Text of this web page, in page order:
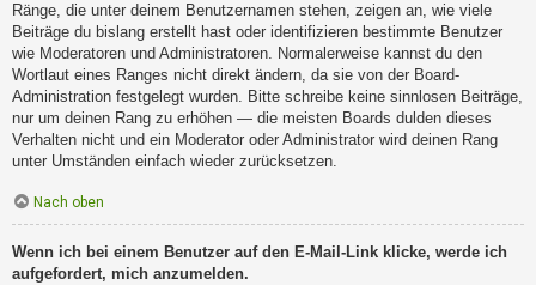
Ränge, die unter deinem Benutzernamen stehen, zeigen an, wie viele
Beiträge du bislang erstellt hast oder identifizieren bestimmte Benutzer
wie Moderatoren und Administratoren. Normalerweise kannst du den
Wortlaut eines Ranges nicht direkt ändern, da sie von der Board-
Administration festgelegt wurden. Bitte schreibe keine sinnlosen Beiträge,
nur um deinen Rang zu erhöhen — die meisten Boards dulden dieses
Verhalten nicht und ein Moderator oder Administrator wird deinen Rang
unter Umständen einfach wieder zurücksetzen.
Nach oben
Wenn ich bei einem Benutzer auf den E-Mail-Link klicke, werde ich
aufgefordert, mich anzumelden.